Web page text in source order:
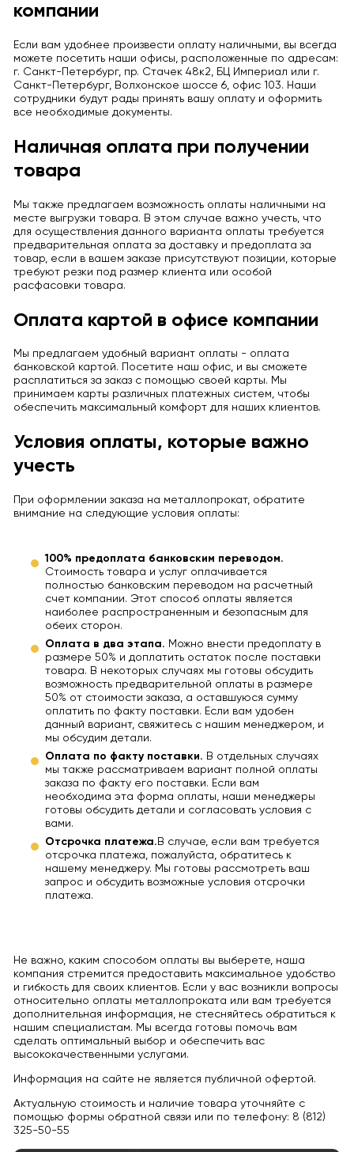
компании
Если вам удобнее произвести оплату наличными, вы всегда
можете посетить наши офисы, расположенные по адресам:
г. Санкт-Петербург, пр. Стачек 48к2, БЦ Империал или г.
Санкт-Петербург, Волхонское шоссе 6, офис 103. Наши
сотрудники будут рады принять вашу оплату и оформить
все необходимые документы.
Наличная оплата при получении
товара
Мы также предлагаем возможность оплаты наличными на
месте выгрузки товара. В этом случае важно учесть, что
для осуществления данного варианта оплаты требуется
предварительная оплата за доставку и предоплата за
товар, если в вашем заказе присутствуют позиции, которые
требуют резки под размер клиента или особой
расфасовки товара.
Оплата картой в офисе компании
Мы предлагаем удобный вариант оплаты - оплата
банковской картой. Посетите наш офис, и вы сможете
расплатиться за заказ с помощью своей карты. Мы
принимаем карты различных платежных систем, чтобы
обеспечить максимальный комфорт для наших клиентов.
Условия оплаты, которые важно
учесть
При оформлении заказа на металлопрокат, обратите
внимание на следующие условия оплаты:
100% предоплата банковским переводом.
Стоимость товара и услуг оплачивается
полностью банковским переводом на расчетный
счет компании. Этот способ оплаты является
наиболее распространенным и безопасным для
обеих сторон.
Оплата в два этапа. Можно внести предоплату в
размере 50% и доплатить остаток после поставки
товара. В некоторых случаях мы готовы обсудить
возможность предварительной оплаты в размере
50% от стоимости заказа, а оставшуюся сумму
оплатить по факту поставки. Если вам удобен
данный вариант, свяжитесь с нашим менеджером, и
мы обсудим детали.
Оплата по факту поставки. В отдельных случаях
мы также рассматриваем вариант полной оплаты
заказа по факту его поставки. Если вам
необходима эта форма оплаты, наши менеджеры
готовы обсудить детали и согласовать условия с
вами.
Отсрочка платежа. В случае, если вам требуется
отсрочка платежа, пожалуйста, обратитесь к
нашему менеджеру. Мы готовы рассмотреть ваш
запрос и обсудить возможные условия отсрочки
платежа.
Не важно, каким способом оплаты вы выберете, наша
компания стремится предоставить максимальное удобство
и гибкость для своих клиентов. Если у вас возникли вопросы
относительно оплаты металлопроката или вам требуется
дополнительная информация, не стесняйтесь обратиться к
нашим специалистам. Мы всегда готовы помочь вам
сделать оптимальный выбор и обеспечить вас
высококачественными услугами.
Информация на сайте не является публичной офертой.
Актуальную стоимость и наличие товара уточняйте с
помощью формы обратной связи или по телефону: 8 (812)
325-50-55